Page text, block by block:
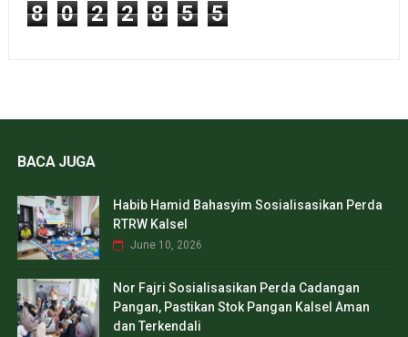
8 0 2 2 8 5 5
BACA JUGA
Habib Hamid Bahasyim Sosialisasikan Perda
RTRW Kalsel
June 10, 2026
Nor Fajri Sosialisasikan Perda Cadangan
Pangan, Pastikan Stok Pangan Kalsel Aman
dan Terkendali